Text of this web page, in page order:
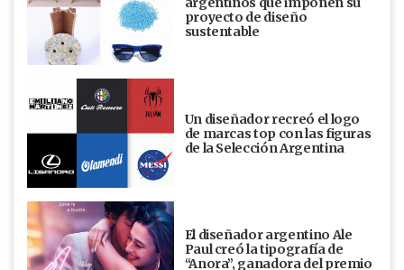
proyecto de diseño
sustentable
Un diseñador recreó el logo
de marcas top con las figuras
de la Selección Argentina
El diseñador argentino Ale
Paul creó la tipografía de
“Anora”, ganadora del premio